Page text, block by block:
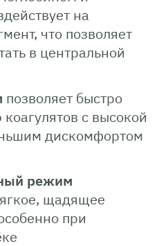
на
что позволяет
в центральной
позволяет быстро
с высокой
дискомфортом
режим
щадящее
при